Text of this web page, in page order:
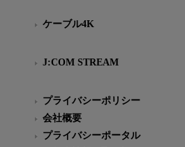
ケーブル4K
J:COM STREAM
プライバシーポリシー
会社概要
プライバシーポータル